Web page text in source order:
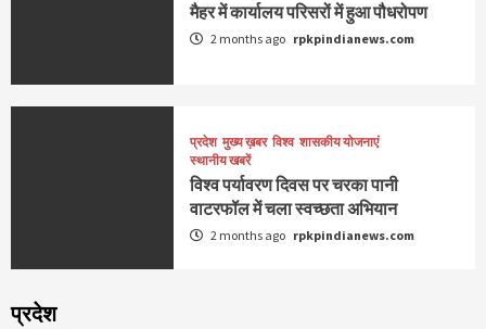
मैहर में कार्यालय परिसरों में हुआ पौधरोपण
2 months ago rpkpindianews.com
प्रदेश मुख्य ख़बर विश्व शासकीय योजनाएं
स्थानीय खबरें
विश्व पर्यावरण दिवस पर चरका पानी
वाटरफॉल में चला स्वच्छता अभियान
2 months ago rpkpindianews.com
प्रदेश